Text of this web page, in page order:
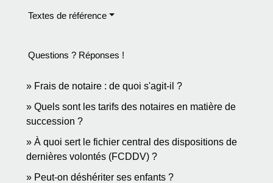
Textes de référence
Questions ? Réponses !
Frais de notaire : de quoi s'agit-il ?
Quels sont les tarifs des notaires en matière de
succession ?
À quoi sert le fichier central des dispositions de
dernières volontés (FCDDV) ?
Peut-on déshériter ses enfants ?